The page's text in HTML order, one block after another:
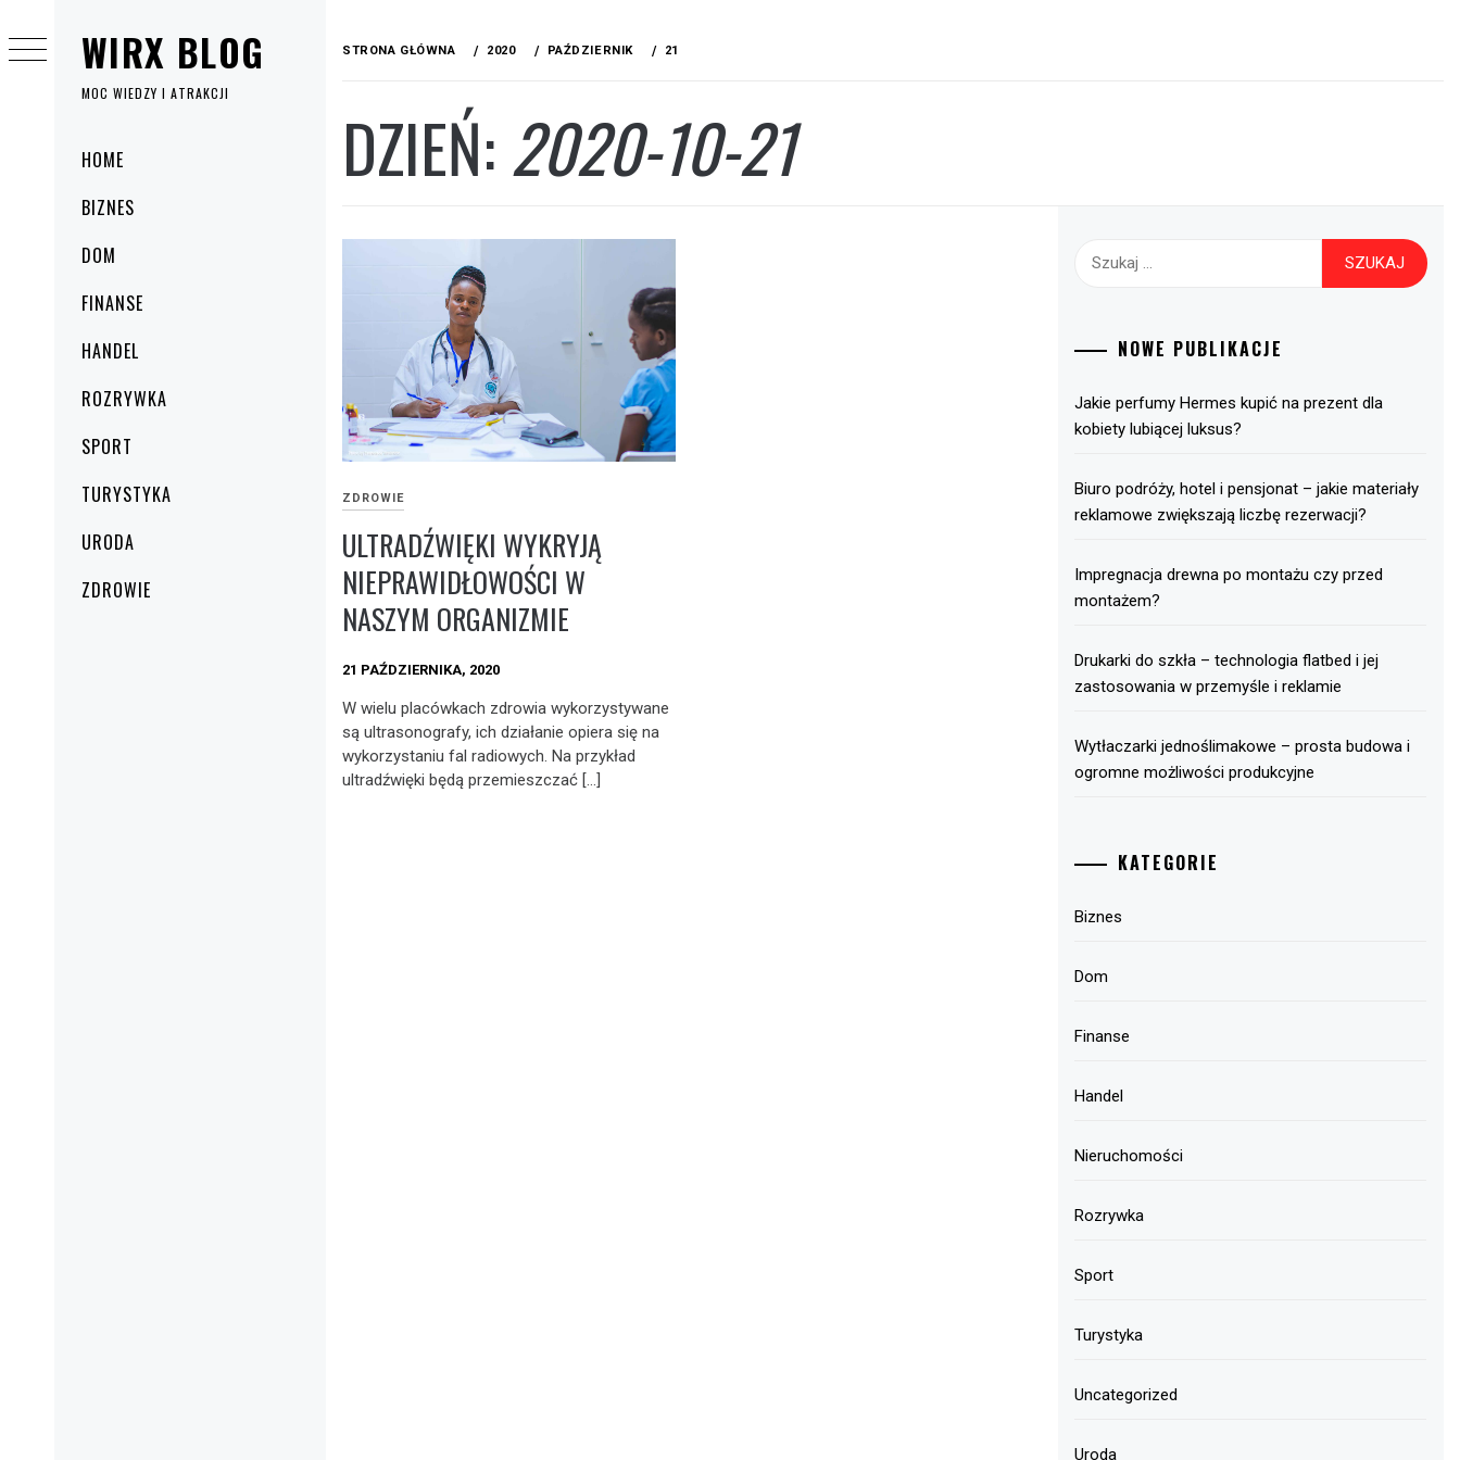
WIRX BLOG
MOC WIEDZY I ATRAKCJI
Menu
główne
HOME
BIZNES
DOM
FINANSE
HANDEL
ROZRYWKA
SPORT
TURYSTYKA
URODA
ZDROWIE
do
treści
STRONA GŁÓWNA 2020 PAŹDZIERNIK 21
DZIEŃ:2020-10-21
ZDROWIE
ULTRADŹWIĘKI WYKRYJĄ
NIEPRAWIDŁOWOŚCI W
NASZYM ORGANIZMIE
21 PAŹDZIERNIKA, 2020
W wielu placówkach zdrowia wykorzystywane
są ultrasonografy, ich działanie opiera się na
wykorzystaniu fal radiowych. Na przykład
ultradźwięki będą przemieszczać […]
Szukaj:
NOWE PUBLIKACJE
Jakie perfumy Hermes kupić na prezent dla
kobiety lubiącej luksus?
Biuro podróży, hotel i pensjonat – jakie materiały
reklamowe zwiększają liczbę rezerwacji?
Impregnacja drewna po montażu czy przed
montażem?
Drukarki do szkła – technologia flatbed i jej
zastosowania w przemyśle i reklamie
Wytłaczarki jednoślimakowe – prosta budowa i
ogromne możliwości produkcyjne
KATEGORIE
Biznes
Dom
Finanse
Handel
Nieruchomości
Rozrywka
Sport
Turystyka
Uncategorized
Uroda